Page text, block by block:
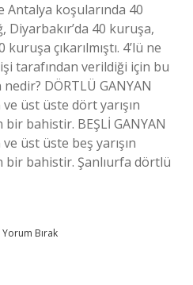
Antalya koşularında 40
Diyarbakır’da 40 kuruşa,
çıkarılmıştı. 4’lü ne
tarafından verildiği için bu
nedir? DÖRTLÜ GANYAN
üst üste dört yarışın
bir bahistir. BEŞLİ GANYAN
üst üste beş yarışın
bir bahistir. Şanlıurfa dörtlü
Yorum Bırak